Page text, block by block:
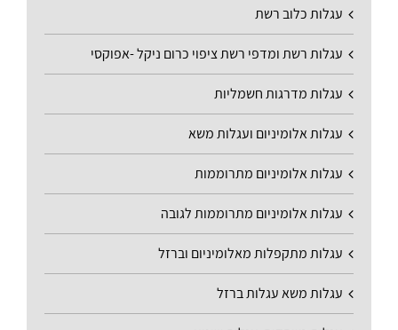
עגלות כלוב רשת
עגלות רשת ומדפי רשת ציפוי כרום ניקל -אפוקסי
עגלות מדרגות חשמליות
עגלות אלומיניום ועגלות משא
עגלות אלומיניום מתרוממות
עגלות אלומיניום מתרוממות לגובה
עגלות מתקפלות מאלומיניום וברזל
עגלות משא עגלות ברזל